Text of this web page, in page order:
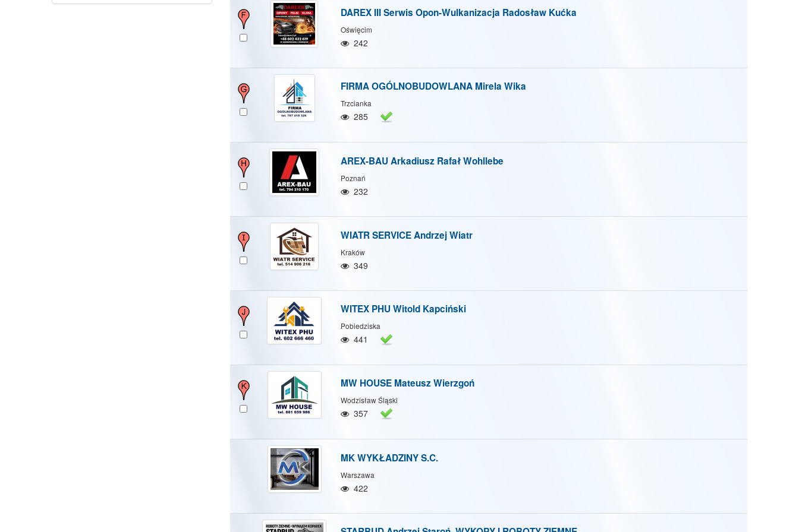
DAREX III Serwis Opon-Wulkanizacja Radosław Kućka
Oświęcim
242
FIRMA OGÓLNOBUDOWLANA Mirela Wika
Trzcianka
285
AREX-BAU Arkadiusz Rafał Wohllebe
Poznań
232
WIATR SERVICE Andrzej Wiatr
Kraków
349
WITEX PHU Witold Kapciński
Pobiedziska
441
MW HOUSE Mateusz Wierzgoń
Wodzisław Śląski
357
MK WYKŁADZINY S.C.
Warszawa
422